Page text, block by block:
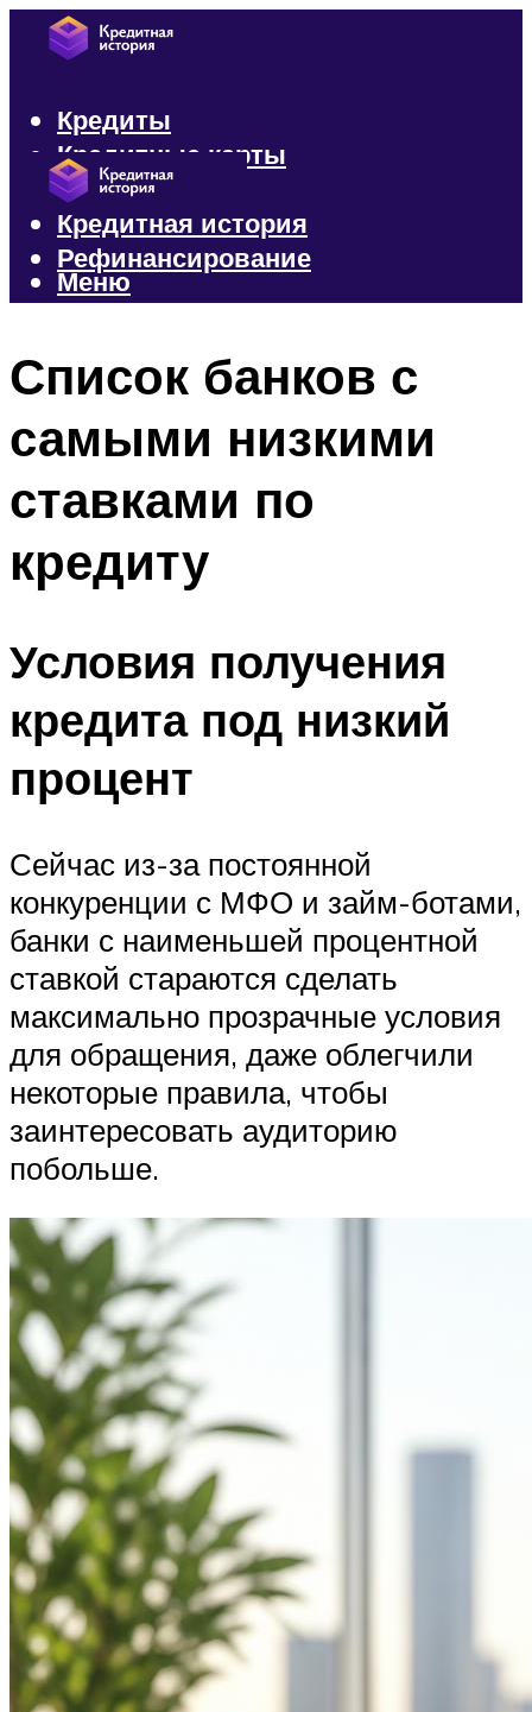
Кредиты
Кредитные карты
Микрозаймы
Кредитная история
Рефинансирование
Меню
Список банков с
самыми низкими
ставками по
кредиту
Условия получения
кредита под низкий
процент
Сейчас из-за постоянной
конкуренции с МФО и займ-ботами,
банки с наименьшей процентной
ставкой стараются сделать
максимально прозрачные условия
для обращения, даже облегчили
некоторые правила, чтобы
заинтересовать аудиторию
побольше.